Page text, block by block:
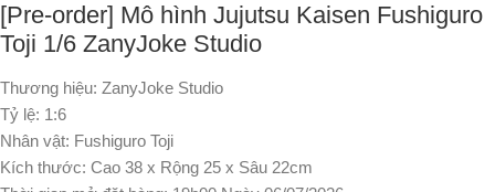
[Pre-order] Mô hình Jujutsu Kaisen Fushiguro
Toji 1/6 ZanyJoke Studio
Thương hiệu: ZanyJoke Studio
Tỷ lệ: 1:6
Nhân vật: Fushiguro Toji
Kích thước: Cao 38 x Rộng 25 x Sâu 22cm